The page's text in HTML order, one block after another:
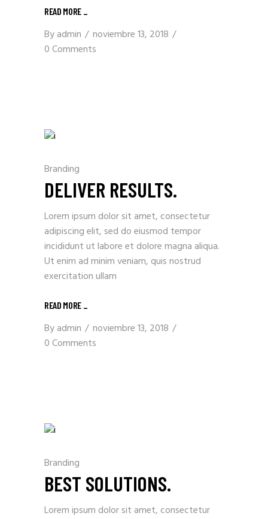
READ MORE _
Byadmin
noviembre 13, 2018
0 Comments
Branding
DELIVER RESULTS.
Lorem ipsum dolor sit amet, consectetur
adipiscing elit, sed do eiusmod tempor
incididunt ut labore et dolore magna aliqua.
Ut enim ad minim veniam, quis nostrud
exercitation ullam
READ MORE _
Byadmin
noviembre 13, 2018
0 Comments
Branding
BEST SOLUTIONS.
Lorem ipsum dolor sit amet, consectetur